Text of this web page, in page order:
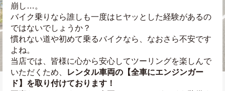
崩し…。
バイク乗りなら誰しも一度はヒヤッとした経験があるの
ではないでしょうか？
慣れない道や初めて乗るバイクなら、なおさら不安です
よね。
当店では、皆様に心から安心してツーリングを楽しんで
いただくため、
レンタル車両の【全車にエンジンガー
ド】を取り付けております！